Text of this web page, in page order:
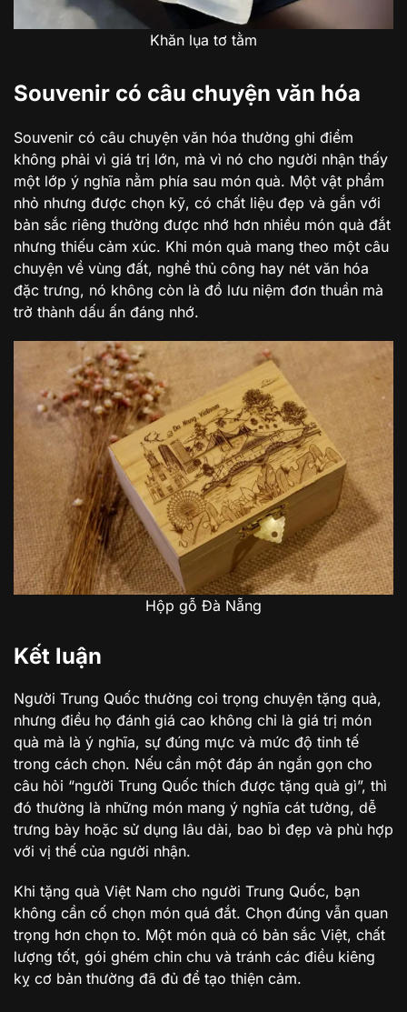
Khăn lụa tơ tằm
Souvenir có câu chuyện văn hóa
Souvenir có câu chuyện văn hóa thường ghi điểm
không phải vì giá trị lớn, mà vì nó cho người nhận thấy
một lớp ý nghĩa nằm phía sau món quà. Một vật phẩm
nhỏ nhưng được chọn kỹ, có chất liệu đẹp và gắn với
bản sắc riêng thường được nhớ hơn nhiều món quà đắt
nhưng thiếu cảm xúc. Khi món quà mang theo một câu
chuyện về vùng đất, nghề thủ công hay nét văn hóa
đặc trưng, nó không còn là đồ lưu niệm đơn thuần mà
trở thành dấu ấn đáng nhớ.
Hộp gỗ Đà Nẵng
Kết luận
Người Trung Quốc thường coi trọng chuyện tặng quà,
nhưng điều họ đánh giá cao không chỉ là giá trị món
quà mà là ý nghĩa, sự đúng mực và mức độ tinh tế
trong cách chọn. Nếu cần một đáp án ngắn gọn cho
câu hỏi “người Trung Quốc thích được tặng quà gì”, thì
đó thường là những món mang ý nghĩa cát tường, dễ
trưng bày hoặc sử dụng lâu dài, bao bì đẹp và phù hợp
với vị thế của người nhận.
Khi tặng quà Việt Nam cho người Trung Quốc, bạn
không cần cố chọn món quá đắt. Chọn đúng vẫn quan
trọng hơn chọn to. Một món quà có bản sắc Việt, chất
lượng tốt, gói ghém chỉn chu và tránh các điều kiêng
kỵ cơ bản thường đã đủ để tạo thiện cảm.